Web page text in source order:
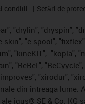
condiții Setări de
"drylin", "dryspin",
"e-spool",
"kineKIT", "kopla",
"ReBeL",
"xirodur",
din întreaga lume.
igus® SE & Co. KG